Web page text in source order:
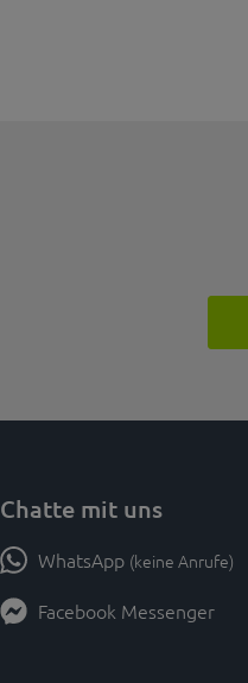
Chatte mit uns
WhatsApp (keine Anrufe)
Facebook Messenger